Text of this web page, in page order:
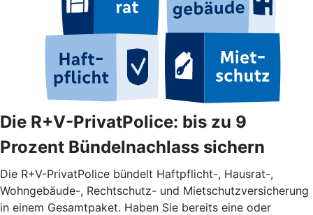
Die R+V-PrivatPolice: bis zu 9
Prozent Bündelnachlass sichern
Die R+V-PrivatPolice bündelt Haftpflicht-, Hausrat-,
Wohngebäude-, Rechtschutz- und Mietschutzversicherung
in einem Gesamtpaket. Haben Sie bereits eine oder